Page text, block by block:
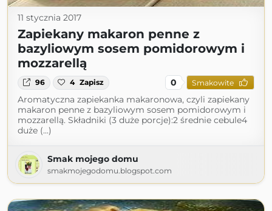
11 stycznia 2017
Zapiekany makaron penne z
bazyliowym sosem pomidorowym i
mozzarellą
96 4 Zapisz 0 Smakowite
Aromatyczna zapiekanka makaronowa, czyli zapiekany
makaron penne z bazyliowym sosem pomidorowym i
mozzarellą. Składniki (3 duże porcje):2 średnie cebule4
duże (...)
Smak mojego domu
smakmojegodomu.blogspot.com